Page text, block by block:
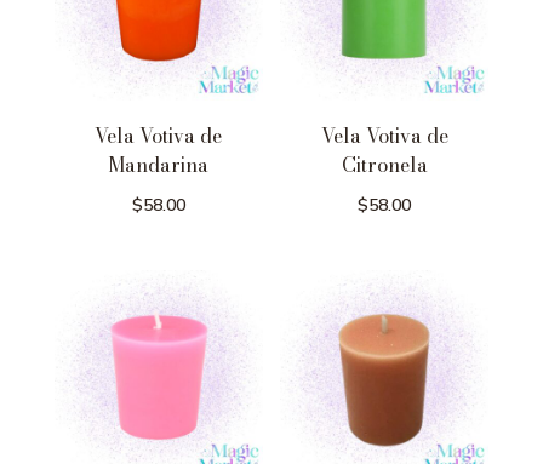
Vela Votiva de
Mandarina
$58.00
Vela Votiva de
Citronela
$58.00